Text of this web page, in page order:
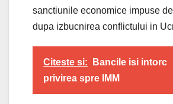
sanctiunile economice impuse
dupa izbucnirea conflictului in
Citeste si:
Bancile isi intorc
privirea spre IMM